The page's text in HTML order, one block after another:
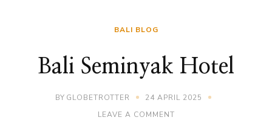
BALI BLOG
Bali Seminyak Hotel
BY GLOBETROTTER
24 APRIL 2025
LEAVE A COMMENTON